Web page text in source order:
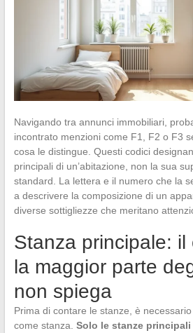
Navigando tra annunci immobiliari,
incontrato menzioni come F1, F2 o F3
cosa le distingue. Questi codici
principali di un’abitazione, non la sua
standard. La lettera e il numero che la
a descrivere la composizione di un
diverse sottigliezze che meritano
Stanza principale: il
la maggior parte
non spiega
Prima di contare le stanze, è
come stanza. Solo le stanze